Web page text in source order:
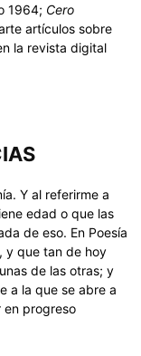
1964; Cero
artículos sobre
la revista digital
Y al referirme a
edad o que las
de eso. En Poesía
y que tan de hoy
de las otras; y
a la que se abre a
en progreso